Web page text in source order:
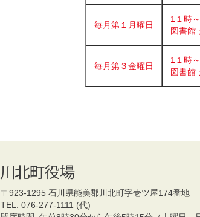
毎月第１月曜日
1１時
図書館
毎月第３金曜日
1１時
図書館
〒923-1295 石川県能美郡川北町字壱ツ屋174番地
TEL. 076-277-1111 (代)